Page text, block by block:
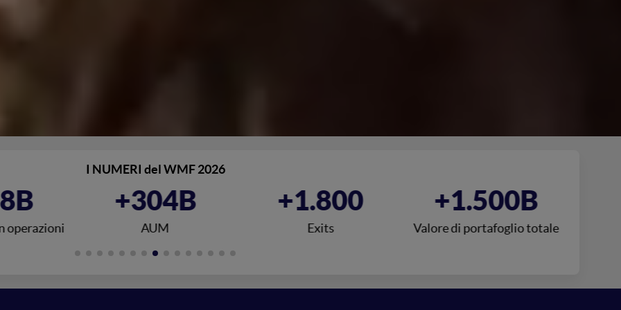
I NUMERI del WMF 2026
+1.800
Exits
+1.500B
Valore di portafoglio totale
+350
Enti e Istituzioni